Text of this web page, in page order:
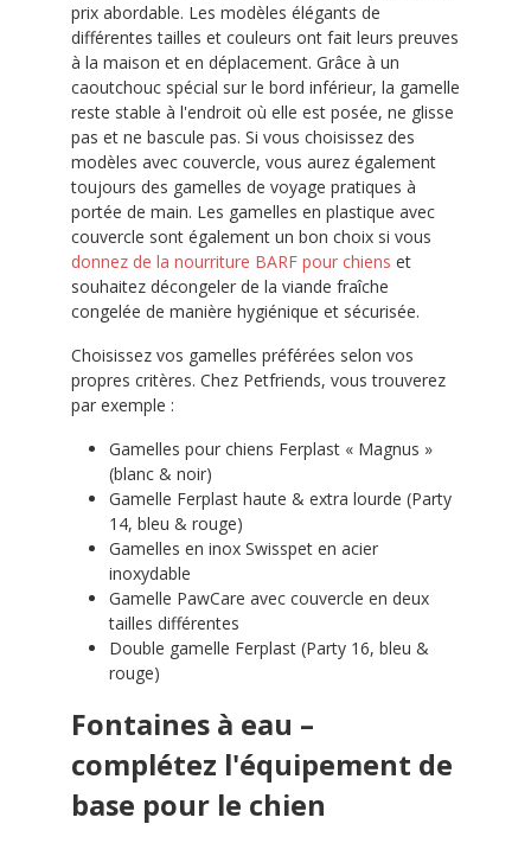
prix abordable. Les modèles élégants de
différentes tailles et couleurs ont fait leurs preuves
à la maison et en déplacement. Grâce à un
caoutchouc spécial sur le bord inférieur, la gamelle
reste stable à l'endroit où elle est posée, ne glisse
pas et ne bascule pas. Si vous choisissez des
modèles avec couvercle, vous aurez également
toujours des gamelles de voyage pratiques à
portée de main. Les gamelles en plastique avec
couvercle sont également un bon choix si vous
donnez de la nourriture BARF pour chiens et
souhaitez décongeler de la viande fraîche
congelée de manière hygiénique et sécurisée.
Choisissez vos gamelles préférées selon vos
propres critères. Chez Petfriends, vous trouverez
par exemple :
Gamelles pour chiens Ferplast « Magnus »
(blanc & noir)
Gamelle Ferplast haute & extra lourde (Party
14, bleu & rouge)
Gamelles en inox Swisspet en acier
inoxydable
Gamelle PawCare avec couvercle en deux
tailles différentes
Double gamelle Ferplast (Party 16, bleu &
rouge)
Fontaines à eau –
complétez l'équipement de
base pour le chien